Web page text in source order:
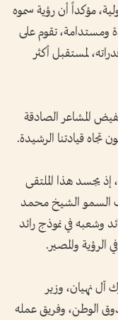
مؤكداً أن رؤية سموه
ومستدامة، تقوم على
لمستقبل أكثر
المشاعر الصادقة
تجاه قيادتنا الرشيدة.
يجسد هذا الملتقى
السمو الشيخ محمد
وشعبه في نموذج رائد
الرؤية والمصير.
آل نهيان، وزير
الوطن، وفريق عمله